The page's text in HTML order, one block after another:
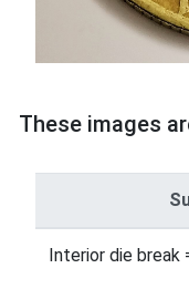
These images
Interior die break